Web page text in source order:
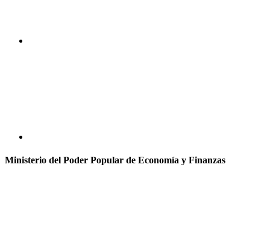
Ministerio del Poder Popular de Economía y Finanzas